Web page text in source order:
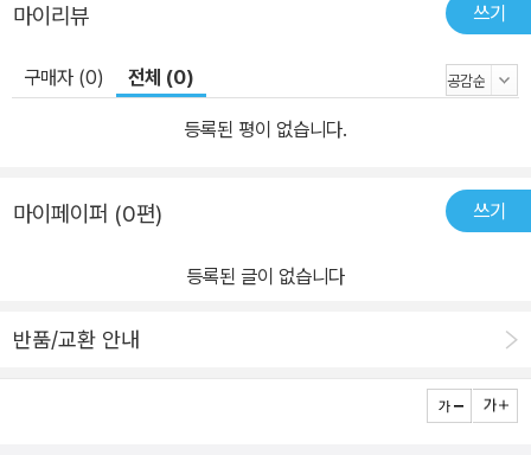
마이리뷰 쓰기
구매자 (0) 전체 (0)
등록된 평이 없습니다.
마이페이퍼 (0편) 쓰기
등록된 글이 없습니다
반품/교환 안내